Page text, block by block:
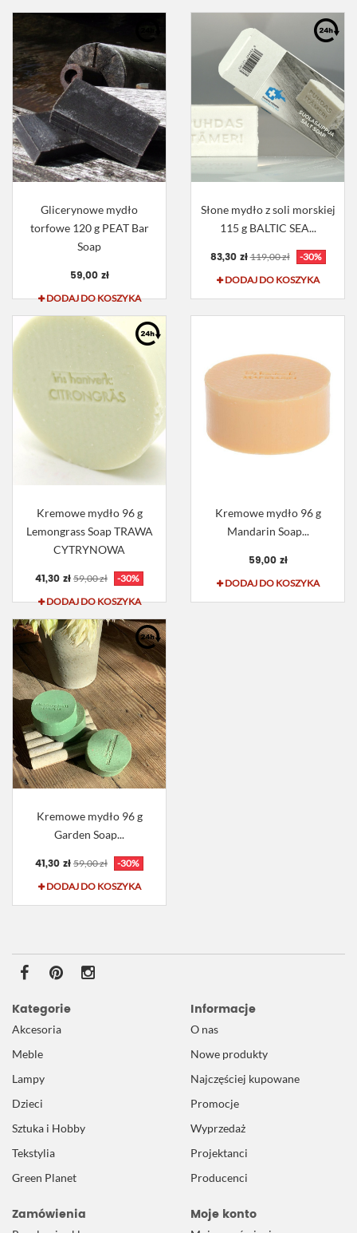
Glicerynowe mydło
torfowe 120 g PEAT Bar
Soap
59,00 zł
DODAJ DO KOSZYKA
Słone mydło z soli morskiej
115 g BALTIC SEA...
83,30 zł 119,00 zł
-30%
DODAJ DO KOSZYKA
Kremowe mydło 96 g
Lemongrass Soap TRAWA
CYTRYNOWA
41,30 zł 59,00 zł
-30%
DODAJ DO KOSZYKA
Kremowe mydło 96 g
Mandarin Soap...
59,00 zł
DODAJ DO KOSZYKA
Kremowe mydło 96 g
Garden Soap...
41,30 zł 59,00 zł
-30%
DODAJ DO KOSZYKA
Kategorie
Akcesoria
Meble
Lampy
Dzieci
Sztuka i Hobby
Tekstylia
Green Planet
Informacje
O nas
Nowe produkty
Najczęściej kupowane
Promocje
Wyprzedaż
Projektanci
Producenci
Zamówienia Moje konto